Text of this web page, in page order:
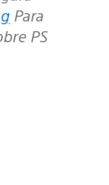
Para
PS